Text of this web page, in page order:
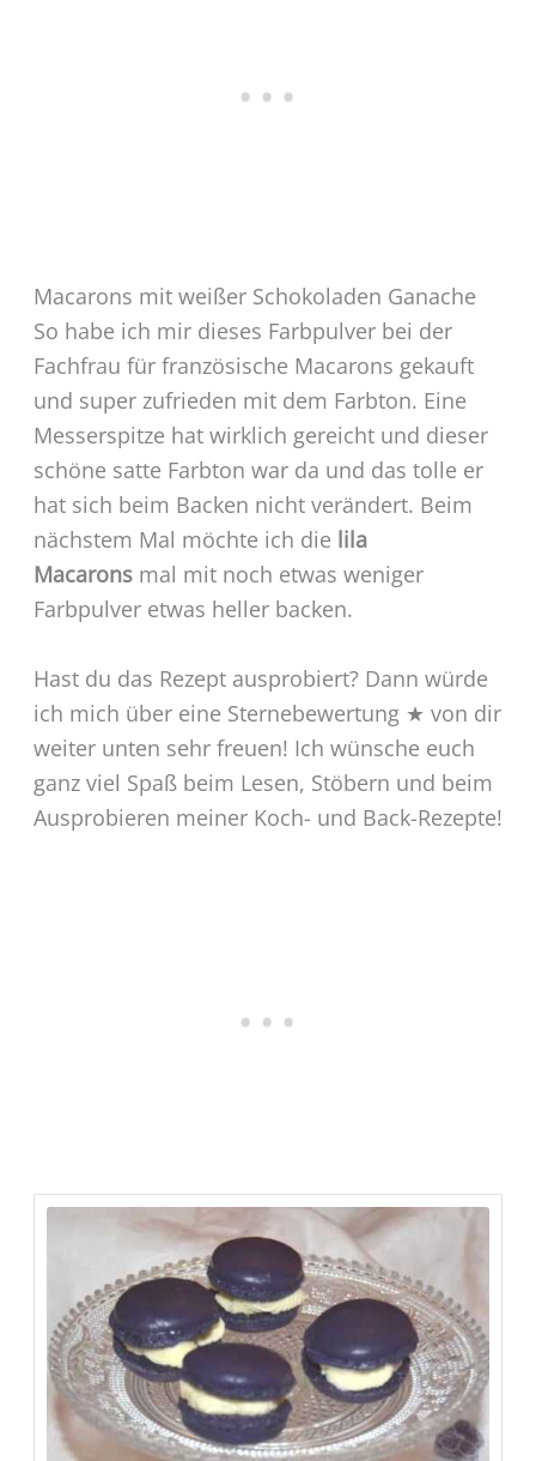
Macarons mit weißer Schokoladen Ganache
So habe ich mir dieses Farbpulver bei der
Fachfrau für französische Macarons gekauft
und super zufrieden mit dem Farbton. Eine
Messerspitze hat wirklich gereicht und dieser
schöne satte Farbton war da und das tolle er
hat sich beim Backen nicht verändert. Beim
nächstem Mal möchte ich die lila
Macarons mal mit noch etwas weniger
Farbpulver etwas heller backen.
Hast du das Rezept ausprobiert? Dann würde
ich mich über eine Sternebewertung ★ von dir
weiter unten sehr freuen! Ich wünsche euch
ganz viel Spaß beim Lesen, Stöbern und beim
Ausprobieren meiner Koch- und Back-Rezepte!